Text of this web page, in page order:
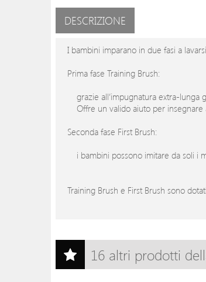
DESCRIZIONE
I bambini imparano in due fasi a
Prima fase Training Brush:
grazie all’impugnatura extra-lunga
Offre un valido aiuto per insegnare
Seconda fase First Brush:
i bambini possono imitare da soli i
Training Brush e First Brush sono
16 altri prodotti